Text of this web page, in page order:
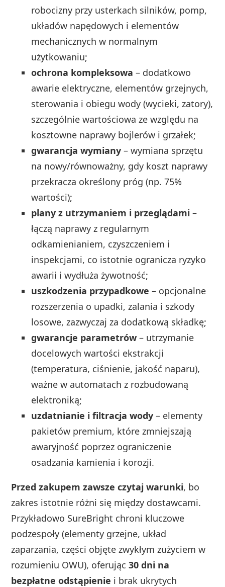
robocizny przy usterkach silników, pomp,
układów napędowych i elementów
mechanicznych w normalnym
użytkowaniu;
ochrona kompleksowa – dodatkowo
awarie elektryczne, elementów grzejnych,
sterowania i obiegu wody (wycieki, zatory),
szczególnie wartościowa ze względu na
kosztowne naprawy bojlerów i grzałek;
gwarancja wymiany – wymiana sprzętu
na nowy/równoważny, gdy koszt naprawy
przekracza określony próg (np. 75%
wartości);
plany z utrzymaniem i przeglądami –
łączą naprawy z regularnym
odkamienianiem, czyszczeniem i
inspekcjami, co istotnie ogranicza ryzyko
awarii i wydłuża żywotność;
uszkodzenia przypadkowe – opcjonalne
rozszerzenia o upadki, zalania i szkody
losowe, zazwyczaj za dodatkową składkę;
gwarancje parametrów – utrzymanie
docelowych wartości ekstrakcji
(temperatura, ciśnienie, jakość naparu),
ważne w automatach z rozbudowaną
elektroniką;
uzdatnianie i filtracja wody – elementy
pakietów premium, które zmniejszają
awaryjność poprzez ograniczenie
osadzania kamienia i korozji.
Przed zakupem zawsze czytaj warunki, bo
zakres istotnie różni się między dostawcami.
Przykładowo SureBright chroni kluczowe
podzespoły (elementy grzejne, układ
zaparzania, części objęte zwykłym zużyciem w
rozumieniu OWU), oferując30 dni na
bezpłatne odstąpienie i brak ukrytych